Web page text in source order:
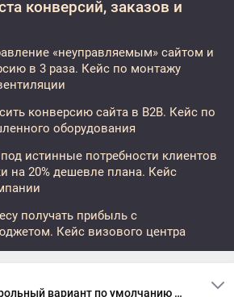
конверсий, заказов и
«неуправляемым» сайтом и
в 3 раза. Кейс по монтажу
конверсию сайта в B2B. Кейс по
оборудования
истинные потребности клиентов
на 20% дешевле плана. Кейс
получать прибыль с
Кейс визового центра
Правило первое: контрольный вариант по умолчанию верный